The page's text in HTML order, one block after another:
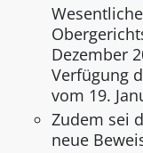
Dezember
Verfügung
vom 19.
Zudem sei
neue